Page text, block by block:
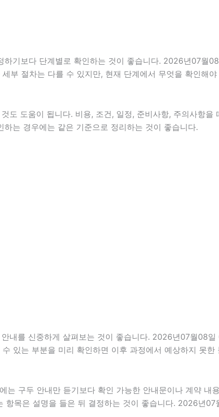
기보다 단계별로 확인하는 것이 좋습니다. 2026년07월
부 절차는 다를 수 있지만, 현재 단계에서 무엇을 확인해
도 도움이 됩니다. 비용, 조건, 일정, 준비사항, 주의사항
는 경우에는 같은 기준으로 정리하는 것이 좋습니다.
내를 신중하게 살펴보는 것이 좋습니다. 2026년07월08
있는 부분을 미리 확인하면 이후 과정에서 예상하지 못한
는 구두 안내만 듣기보다 확인 가능한 안내문이나 계약
항목은 설명을 들은 뒤 결정하는 것이 좋습니다. 2026년